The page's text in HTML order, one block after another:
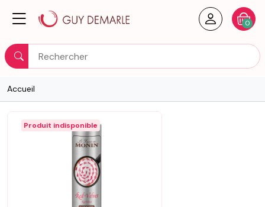
Rechercher
Créer
0
Accueil
Produit indisponible